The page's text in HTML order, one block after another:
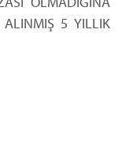
ALINMIŞ 5 YILLIK